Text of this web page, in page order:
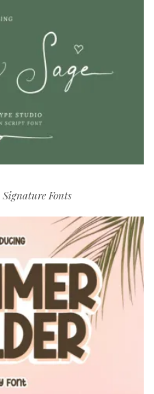
Signature Fonts